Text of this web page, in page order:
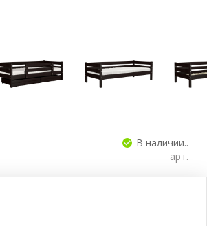
В наличии..
арт.